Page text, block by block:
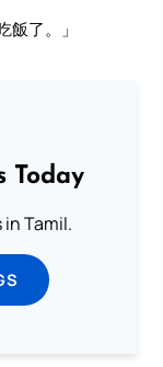
飯了。」
Today
Tamil.